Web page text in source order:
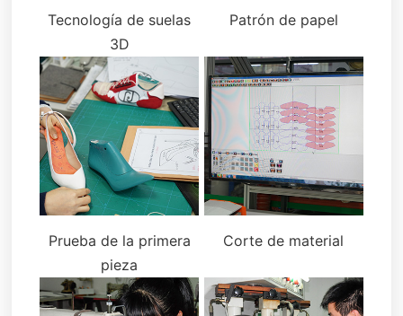
Tecnología de suelas
3D
Patrón de papel
Prueba de la primera
pieza
Corte de material